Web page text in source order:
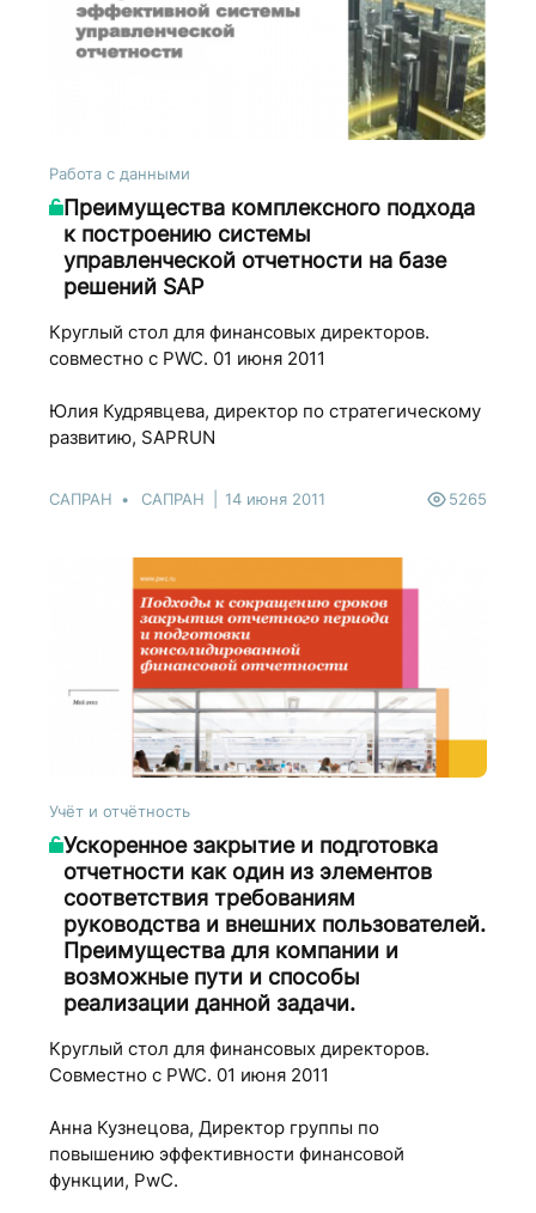
Работа с данными
Преимущества комплексного подхода
к построению системы
управленческой отчетности на базе
решений SAP
Круглый стол для финансовых директоров.
совместно с PWC. 01 июня 2011
Юлия Кудрявцева, директор по стратегическому
развитию, SAPRUN
САПРАН САПРАН 14 июня 2011 5265
Учёт и отчётность
Ускоренное закрытие и подготовка
отчетности как один из элементов
соответствия требованиям
руководства и внешних пользователей.
Преимущества для компании и
возможные пути и способы
реализации данной задачи.
Круглый стол для финансовых директоров.
Совместно с PWC. 01 июня 2011
Анна Кузнецова, Директор группы по
повышению эффективности финансовой
функции, PwC.